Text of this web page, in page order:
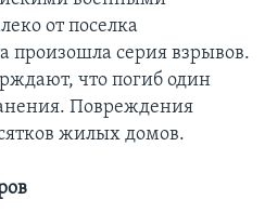
от поселка
произошла серия взрывов.
что погиб один
Повреждения
жилых домов.